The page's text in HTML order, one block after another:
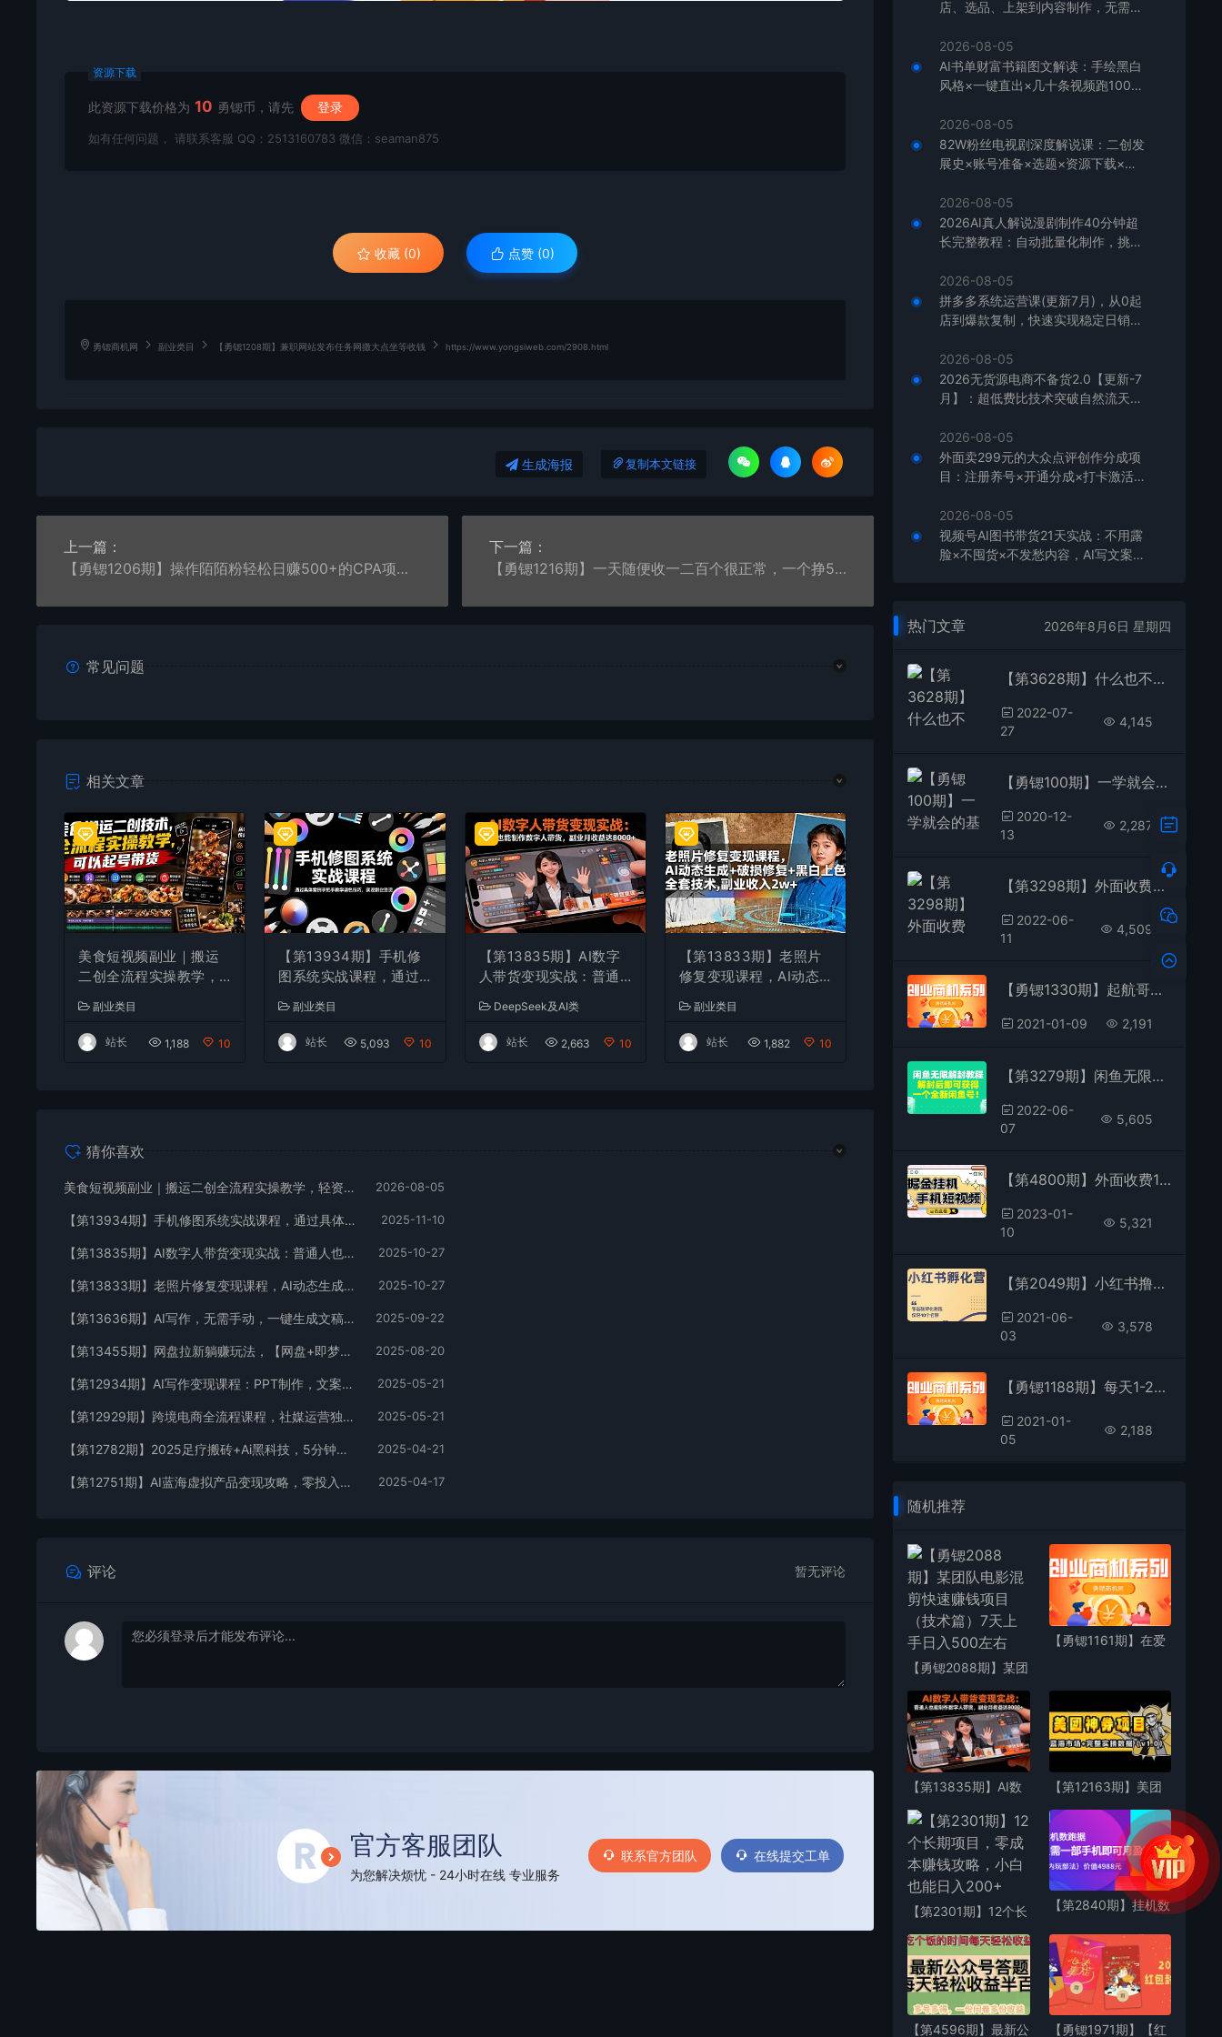
资源下载
此资源下载价格为 10 勇锶币，请先 登录
如有任何问题， 请联系客服 QQ：2513160783 微信：seaman875
收藏 (0) 点赞 (0)
勇锶商机网 副业类目 【勇锶1208期】兼职网站发布任务网撒大点坐等收钱 https://www.yongsiweb.com/2908.html
生成海报 复制本文链接
上一篇：
【勇锶1206期】操作陌陌粉轻松日赚500+的CPA项目，吸粉赚钱都可以
下一篇：
【勇锶1216期】一天随便收一二百个很正常，一个挣5块，0成本日赚1000的项目
常见问题
相关文章
美食短视频副业｜搬运
二创全流程实操教学，
账号起号与带货实操方
法
副业类目
站长 1,188 10
【第13934期】手机修
图系统实战课程，通过
色技巧，实现副业变现
副业类目
站长 5,093 10
【第13835期】AI数字
人带货变现实战：普通
货，副业月收益达8000
+
DeepSeek及AI类
站长 2,663 10
【第13833期】老照片
修复变现课程，AI动态
色+全套技术,副业收入2
w+
副业类目
站长 1,882 10
猜你喜欢
美食短视频副业｜搬运二创全流程实操教学，轻资产入局赛道，掌握账号起号与带货实操方法 2026-08-05
【第13934期】手机修图系统实战课程，通过具体案例手把手教学调色技巧，实现副业变现 2025-11-10
【第13835期】AI数字人带货变现实战：普通人也能制作数字人带货，副业月收益达8000+ 2025-10-27
【第13833期】老照片修复变现课程，AI动态生成+破损修复+黑白上色+全套技术,副业收入2w+ 2025-10-27
【第13636期】AI写作，无需手动，一键生成文稿，一单1000+ 永不失业副业项目 2025-09-22
【第13455期】网盘拉新躺赚玩法，【网盘+即梦+小说+短剧】拉新 2025-08-20
【第12934期】AI写作变现课程：PPT制作，文案撰写实战，零基础7天周入3k+案例拆解 2025-05-21
【第12929期】跨境电商全流程课程，社媒运营独立站搭建，掌握选品流量，实现高效出海 2025-05-21
【第12782期】2025足疗搬砖+Ai黑科技，5分钟一条视频，手把手教学小白 2025-04-21
【第12751期】AI蓝海虚拟产品变现攻略，零投入、易操作，手把手打造风口副业项目 2025-04-17
评论 暂无评论
官方客服团队
为您解决烦忧 - 24小时在线 专业服务
联系官方团队 在线提交工单
店、选品、上架到内容制作，无需囤
2026-08-05
AI书单财富书籍图文解读：手绘黑白
风格×一键直出×几十条视频跑1000
2026-08-05
82W粉丝电视剧深度解说课：二创发
展史×账号准备×选题×资源下载×爆
2026-08-05
2026AI真人解说漫剧制作40分钟超
长完整教程：自动批量化制作，挑战
2026-08-05
拼多多系统运营课(更新7月)，从0起
店到爆款复制，快速实现稳定日销千
2026-08-05
2026无货源电商不备货2.0【更新-7
月】：超低费比技术突破自然流天花
2026-08-05
外面卖299元的大众点评创作分成项
目：注册养号×开通分成×打卡激活×
2026-08-05
视频号AI图书带货21天实战：不用露
脸×不囤货×不发愁内容，AI写文案做
热门文章 2026年8月6日 星期四
【第3628期】什么也不做，观看油管视频，完成小任务，即可轻松赚150美元
2022-07-
27
4,145
【勇锶100期】一学就会的基金课，成为朋友圈最会赚钱的人【完结】
2020-12-
13
2,287
【第3298期】外面收费8888的链游‘二之国’搬砖项目，20开日收益400+【详细操作教程】
2022-06-
11
4,509
【勇锶1330期】起航哥暴力搬运不封号最新教程 如何让闲鱼单品卖爆和零投资实现月入过万
2021-01-09 2,191
【第3279期】闲鱼无限解封教程，解封后即可获得一个全新闲鱼号，一单80到180
2022-06-
07
5,605
【第4800期】外面收费1980的手机短视频挂机掘金项目，号称单窗口5的项目【软件+教程】
2023-01-
10
5,321
【第2049期】小红书撸金快速起量项目：教你如何快速起号获得曝光，做到月躺赚在3000+
2021-06-
03
3,578
【勇锶1188期】每天1-2篇文章，根据平台的现金奖励政策，月薪过万很简单
2021-01-
05
2,188
随机推荐
【勇锶2088期】某团
项目（技术篇）7天上
手日入500左右
【勇锶1161期】在爱
新手）
【第13835期】AI数
普通人也能制作数字
人带货，副业月收益
达8000+
【第12163期】美团
教程，外卖券膨胀推
广项目
【第2301期】12个长
攻略，小白也能日入
200+
【第2840期】挂机数
即可月盈利10万＋
（内部玩法）价值
4988元
【第4596期】最新公 【勇锶1971期】【红